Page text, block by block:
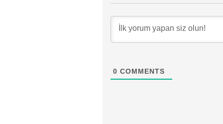
0 COMMENTS